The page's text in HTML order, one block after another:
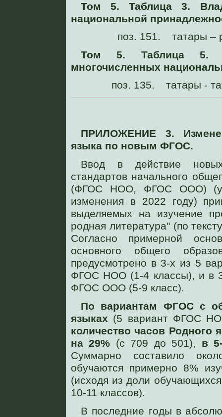
Том 5. Таблица 3.
национальной
поз. 151. татары –
Том 5. Таблица 5.
многочисленных
поз. 135. татары -
ПРИЛОЖЕНИЕ 3.
языка по новым ФГОС.
Ввод в действие новых
стандартов начального
(ФГОС НОО, ФГОС ООО)
изменения в 2022 году)
выделяемых на изучение
родная литература" (по
Согласно примерной
основного общего
предусмотрено в 3-х из 5
ФГОС НОО (1-4 классы), и в
ФГОС ООО (5-9 класс).
По вариантам ФГОС с
языках (5 вариант ФГОС
количество часов Родного
на 29% (с 709 до 501), в
Суммарно составило
обучаются примерно 8%
(исходя из доли
10-11 классов).
В последние годы в